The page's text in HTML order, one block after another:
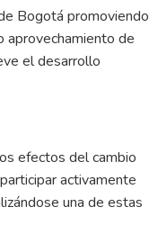
Bogotá promoviendo
aprovechamiento de
el desarrollo
efectos del cambio
activamente
una de estas